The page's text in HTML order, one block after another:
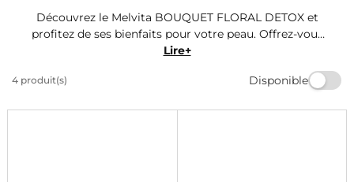
Découvrez le Melvita BOUQUET FLORAL DETOX et
profitez de ses bienfaits pour votre peau. Offrez-vous
une expérience sensorielle unique avec ce produit de
grâce à ce soin naturel. Faites confiance à Marionnaud
Lire+
4 produit(s) Disponible